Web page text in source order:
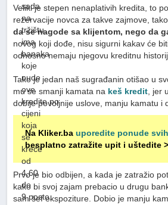
sada
na
tržištu
ima
banaka
koje
nude
ove
kredite po
cijeni
koja
se
kreće
od
4,60
do
9 posto.
Veliki je stepen nenaplativih kredita, to
rezervacije novca za takve zajmove,
da se nagode sa klijentom, nego da
novog koji dođe, nisu sigurni kakav će
odnosno nemaju njegovu kreditnu
Tako je jedan naš sugrađanin otišao u
mu se smanji kamata na keš kredit, jer
dobije povoljnije uslove, manju kamatu i
Na Kliker.bauporedite ponude
besplatno zatražite upit i uštedite
Prvo je bio odbijen, a kada je zatražio
kako bi svoj zajam prebacio u drugu
sam šef ekspoziture. Dobio je manju